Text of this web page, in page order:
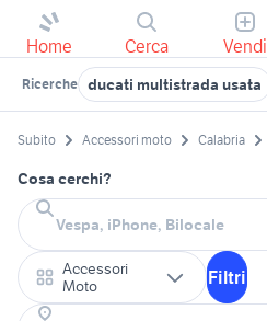
Home Cerca Vendi
Ricerche ducati multistrada usata
Subito Accessori moto Calabria
Cosa cerchi?
Accessori
Moto
Filtri